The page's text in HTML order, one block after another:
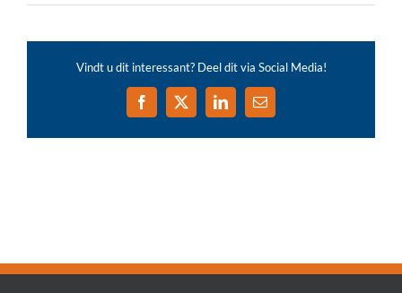
Vindt u dit interessant? Deel dit via Social Media!
Facebook
X LinkedIn
E-
mail